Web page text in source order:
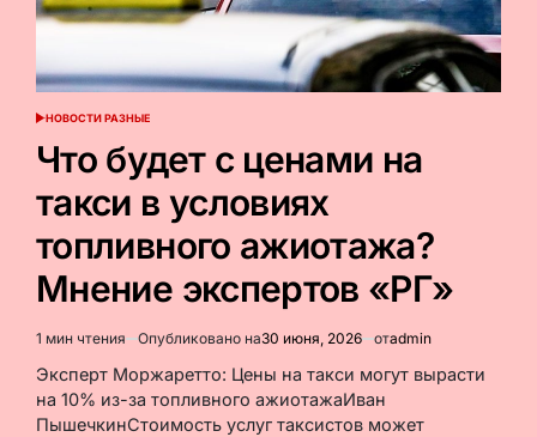
ОПУБЛИКОВАНО
НОВОСТИ РАЗНЫЕ
Что будет с ценами на
такси в условиях
топливного ажиотажа?
Мнение экспертов «РГ»
Расчётное
время
чтения
1 мин чтения Опубликовано на30 июня, 2026 отadmin
Эксперт Моржаретто: Цены на такси могут вырасти
на 10% из-за топливного ажиотажаИван
ПышечкинСтоимость услуг таксистов может